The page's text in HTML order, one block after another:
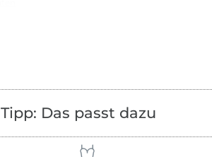
Das passt dazu